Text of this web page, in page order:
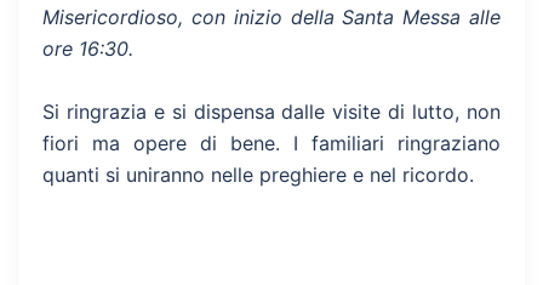
Misericordioso, con inizio della Santa Messa alle
ore 16:30.
Si ringrazia e si dispensa dalle visite di lutto, non
fiori ma opere di bene. I familiari ringraziano
quanti si uniranno nelle preghiere e nel ricordo.